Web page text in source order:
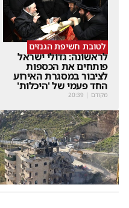
לטובת חשיפת הגנזים
לראשונה: גדולי ישראל
פותחים את הכספות
לציבור במסגרת האירוע
החד פעמי של 'היכלות'
מקודם |
20:39